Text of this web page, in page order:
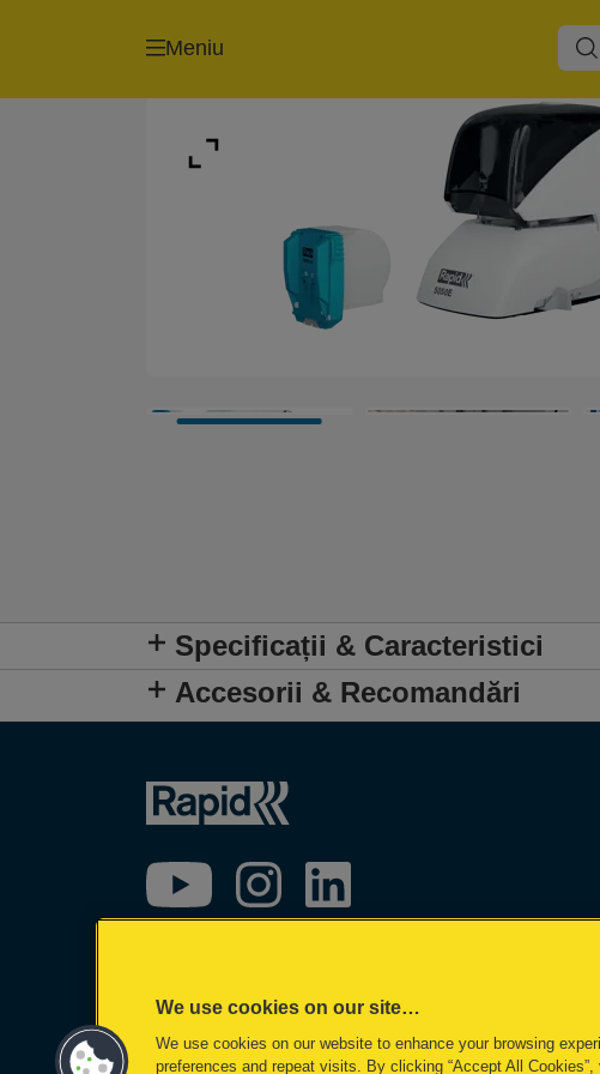
Meniu
Specificații & Caracteristici
Accesorii & Recomandări
©2026 ACCO Brands
We use cookies on our site…
We use cookies on our website to enhance your browsing
preferences and repeat visits. By clicking “Accept All